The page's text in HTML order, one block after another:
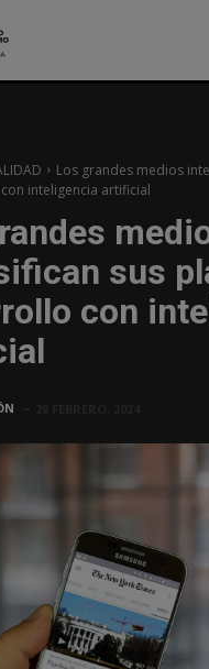
Los grandes medios
inteligencia artificial
sus
con